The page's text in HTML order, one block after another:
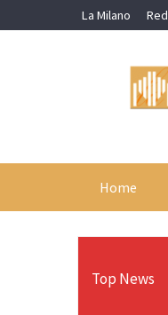
to
La Milano
Home
Top News
70 grammi di droga
denunciati un 22enne e un